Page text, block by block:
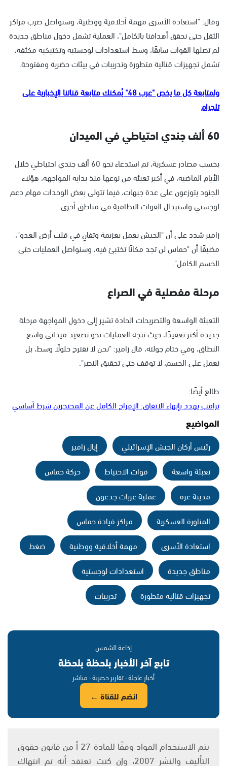
وقال: "استعادة الأسرى مهمة أخلاقية ووطنية، وسنواصل ضرب مراكز
الثقل حتى نحقق أهدافنا بالكامل"، العملية تشمل دخول مناطق جديدة
لم تصلها القوات سابقًا، وسط استعدادات لوجستية وتكتيكية مكثفة،
تشمل تجهيزات قتالية متطورة وتدريبات في بيئات حضرية ومفتوحة.
ولمتابعة كل ما يخص "عرب 48" يُمكنك متابعة قناتنا الإخبارية على
تلجرام
60 ألف جندي احتياطي في الميدان
بحسب مصادر عسكرية، تم استدعاء نحو 60 ألف جندي احتياطي خلال
الأيام الماضية، في أكبر تعبئة من نوعها منذ بداية المواجهة، هؤلاء
الجنود يتوزعون على عدة جبهات، فيما تتولى بعض الوحدات مهام دعم
لوجستي واستبدال القوات النظامية في مناطق أخرى.
زامير شدد على أن "الجيش يعمل بعزيمة وتفانٍ في قلب أرض العدو"،
مضيفًا أن "حماس لن تجد مكانًا تختبئ فيه، وسنواصل العمليات حتى
الحسم الكامل".
مرحلة مفصلية في الصراع
التعبئة الواسعة والتصريحات الحادة تشير إلى دخول المواجهة مرحلة
جديدة أكثر تعقيدًا، حيث تتجه العمليات نحو تصعيد ميداني واسع
النطاق، وفي ختام جولته، قال زامير: "نحن لا نقترح حلولًا وسط، بل
نعمل على الحسم، لا توقف حتى تحقيق النصر".
طالع أيضًا:
ترامب يهدد بإنهاء الاتفاق: الإفراج الكامل عن المحتجزين شرط أساسي
المواضيع
رئيس أركان الجيش الإسرائيلي
إيال زامير
تعبئة واسعة
قوات الاحتياط
حركة حماس
مدينة غزة
عملية عربات جدعون
المناورة العسكرية
مراكز قيادة حماس
استعادة الأسرى
مهمة أخلاقية ووطنية
ضغط
مناطق جديدة
استعدادات لوجستية
تجهيزات قتالية متطورة
تدريبات
إذاعة الشمس
تابع آخر الأخبار بلحظة بلحظة
أخبار عاجلة · تقارير حصرية · مباشر
انضم للقناة ←
يتم الاستخدام المواد وفقًا للمادة 27 أ من قانون حقوق
التأليف والنشر 2007، وإن كنت تعتقد أنه تم انتهاك